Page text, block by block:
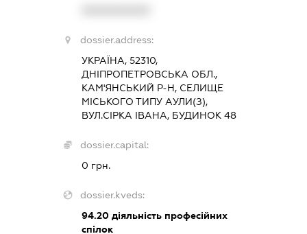
dossier.address:
УКРАЇНА, 52310,
ДНІПРОПЕТРОВСЬКА ОБЛ.,
КАМ'ЯНСЬКИЙ Р-Н, СЕЛИЩЕ
МІСЬКОГО ТИПУ АУЛИ(З),
ВУЛ.СІРКА ІВАНА, БУДИНОК 48
dossier.capital:
0 грн.
dossier.kveds:
94.20діяльність професійних
спілок